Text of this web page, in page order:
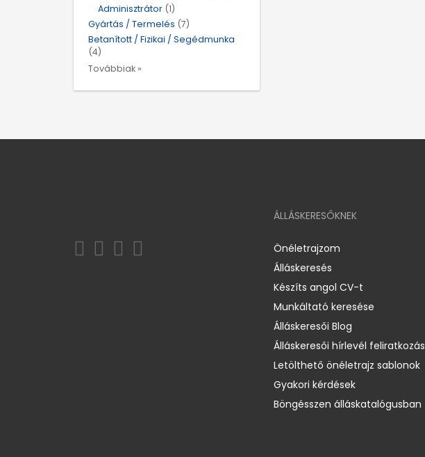
Adminisztrátor (1)
Gyártás / Termelés (7)
Betanított / Fizikai / Segédmunka
(4)
Továbbiak »
ÁLLÁSKERESŐKNEK
Önéletrajzom
Álláskeresés
Készíts angol CV-t
Munkáltató keresése
Álláskeresői Blog
Álláskeresői hírlevél feliratkozás
Letölthető önéletrajz sablonok
Gyakori kérdések
Böngésszen álláskatalógusban